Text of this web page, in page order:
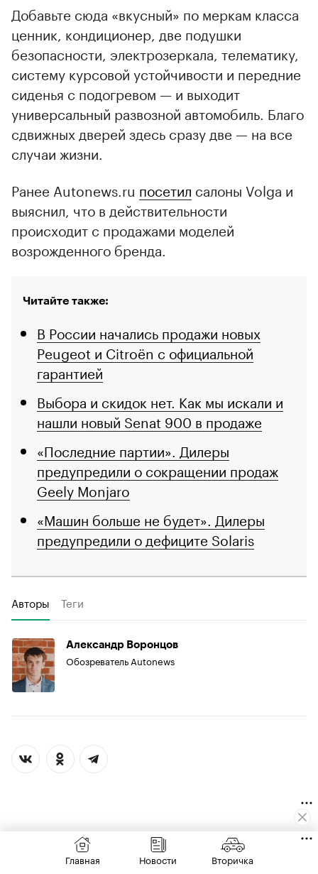
Добавьте сюда «вкусный» по меркам класса
ценник, кондиционер, две подушки
безопасности, электрозеркала, телематику,
систему курсовой устойчивости и передние
сиденья с подогревом — и выходит
универсальный развозной автомобиль. Благо
сдвижных дверей здесь сразу две — на все
случаи жизни.
Ранее Autonews.ru посетил салоны Volga и
выяснил, что в действительности
происходит с продажами моделей
возрожденного бренда.
Читайте также:
В России начались продажи новых
Peugeot и Citroën с официальной
гарантией
Выбора и скидок нет. Как мы искали и
нашли новый Senat 900 в продаже
«Последние партии». Дилеры
предупредили о сокращении продаж
Geely Monjaro
«Машин больше не будет». Дилеры
предупредили о дефиците Solaris
Авторы Теги
Александр Воронцов
Обозреватель Autonews
Главная Новости Вторичка